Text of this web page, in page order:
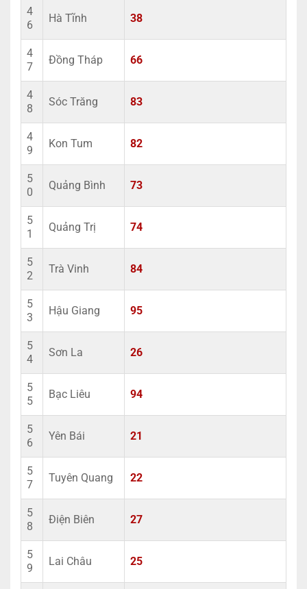
4
6
Hà Tĩnh 38
4
7
Đồng Tháp 66
4
8
Sóc Trăng 83
4
9
Kon Tum 82
5
0
Quảng Bình 73
5
1
Quảng Trị 74
5
2
Trà Vinh 84
5
3
Hậu Giang 95
5
4
Sơn La 26
5
5
Bạc Liêu 94
5
6
Yên Bái 21
5
7
Tuyên Quang 22
5
8
Điện Biên 27
5
9
Lai Châu 25